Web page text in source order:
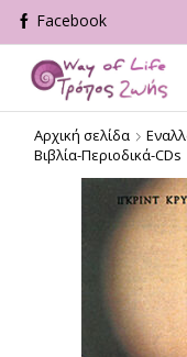
Αρχική σελίδα
Βιβλία-Περιοδικά-CDs